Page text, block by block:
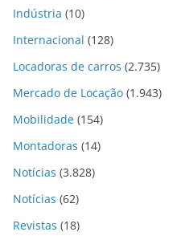
Indústria (10)
Internacional (128)
Locadoras de carros (2.735)
Mercado de Locação (1.943)
Mobilidade (154)
Montadoras (14)
Notícias (3.828)
Notícias (62)
Revistas (18)